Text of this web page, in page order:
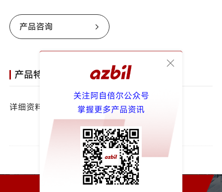
产品咨询
产品特征
详细资料请见： 配管温度检测器
关注阿自倍尔公众号
掌握更多产品资讯